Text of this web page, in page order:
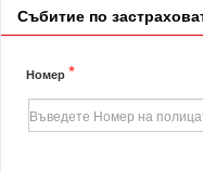
Събитие по
Номер*